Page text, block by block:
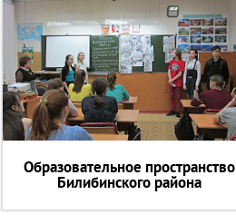
Образовательное пространство
Билибинского района